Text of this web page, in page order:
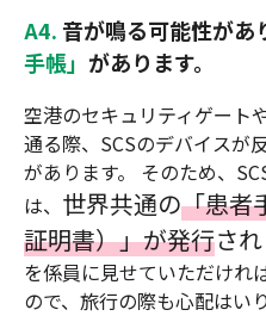
A4. 音が鳴る可能性があ
手帳」 があります。
空港のセキュリティゲート
通る際、SCSのデバイスが
があります。 そのため、
は、 世界共通の「患者
証明書）」が発行され
を係員に見せていただけれ
ので、旅行の際も心配はい